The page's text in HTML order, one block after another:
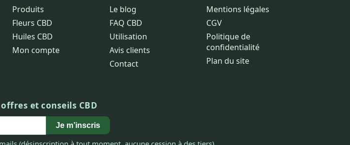
Produits
Fleurs CBD
Huiles CBD
Mon compte
Le blog
FAQ CBD
Utilisation
Avis clients
Contact
Mentions légales
CGV
Politique de
confidentialité
Plan du site
offres et conseils CBD
Je m’inscris